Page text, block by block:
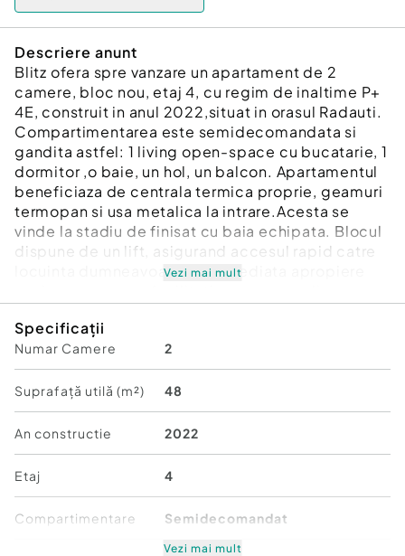
Descriere anunt
Blitz ofera spre vanzare un apartament de 2
camere, bloc nou, etaj 4, cu regim de inaltime P+
4E, construit in anul 2022,situat in orasul Radauti.
Compartimentarea este semidecomandata si
gandita astfel: 1 living open-space cu bucatarie, 1
dormitor ,o baie, un hol, un balcon. Apartamentul
beneficiaza de centrala termica proprie, geamuri
termopan si usa metalica la intrare.Acesta se
vinde la stadiu de finisat cu baia echipata. Blocul
dispune de un lift, asigurand accesul rapid catre
locuinta dumneavoastra. In imediata apropiere
Va asteptam la vizionare!!
Cod ofertă / ID BLITZ: P131318
Id intern: P131318
Confort:1
Tip imobil:Bloc de apartamente
Număr Băi:1
Vezi mai mult
Specificații
Numar Camere 2
Suprafață utilă (m²) 48
An constructie 2022
Etaj 4
Compartimentare Semidecomandat
Vezi mai mult